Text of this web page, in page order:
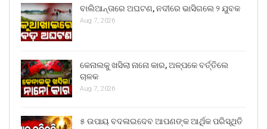
ବାଲିଆନ୍ତାରେ ଅଘଟଣ, ନଦୀରେ ଭାସିଗଲେ ୨ ଯୁବକ
Aug 7, 2026
କେନାଲକୁ ଖସିଲା ନାନୋ କାର, ଅଳ୍ପକେ ବର୍ତ୍ତିଲେ
ଚାଳକ
Aug 7, 2026
୫ ଉପାୟ ବଦଳାଇଦେବ ଆପଣଙ୍କ ଆର୍ଥିକ ପରିସ୍ଥିତି